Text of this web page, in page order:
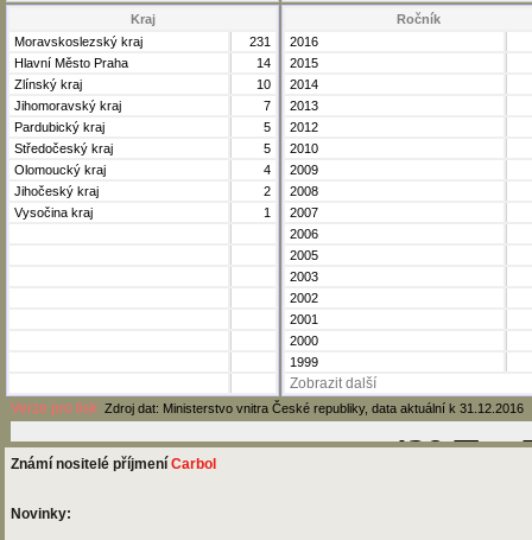
Kraj
Moravskoslezský kraj
231
Hlavní Město Praha
14
Zlínský kraj
10
Jihomoravský kraj
7
Pardubický kraj
5
Středočeský kraj
5
Olomoucký kraj
4
Jihočeský kraj
2
Vysočina kraj
1
Ročník
2016
2015
2014
2013
2012
2010
2009
2008
2007
2006
2005
2003
2002
2001
2000
1999
Zobrazit další
Verze pro tisk Zdroj dat: Ministerstvo vnitra České republiky, data aktuální k 31.12.2016
Známí nositelé příjmení Carbol
Novinky: